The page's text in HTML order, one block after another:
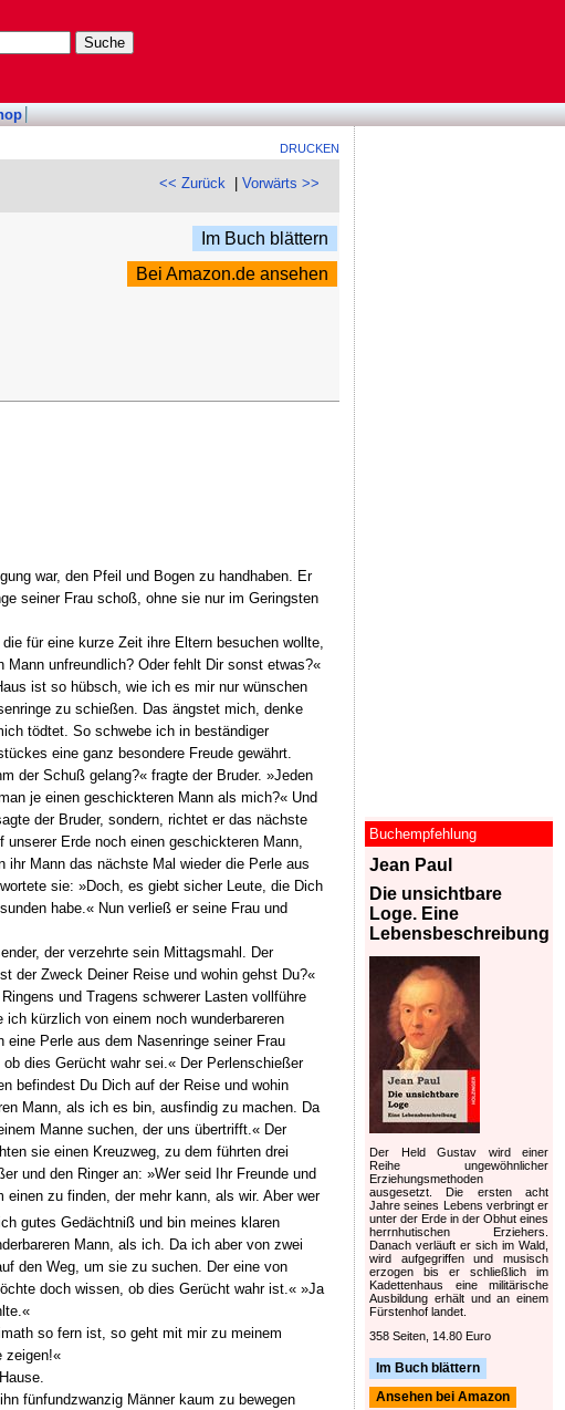
DRUCKEN
<< Zurück |Vorwärts >>
Im Buch blättern
Bei Amazon.de ansehen
war, den Pfeil und Bogen zu handhaben. Er
seiner Frau schoß, ohne sie nur im Geringsten
für eine kurze Zeit ihre Eltern besuchen wollte,
unfreundlich? Oder fehlt Dir sonst etwas?«
ist so hübsch, wie ich es mir nur wünschen
zu schießen. Das ängstet mich, denke
tödtet. So schwebe ich in beständiger
eine ganz besondere Freude gewährt.
der Schuß gelang?« fragte der Bruder. »Jeden
je einen geschickteren Mann als mich?« Und
der Bruder, sondern, richtet er das nächste
Erde noch einen geschickteren Mann,
Mann das nächste Mal wieder die Perle aus
sie: »Doch, es giebt sicher Leute, die Dich
habe.« Nun verließ er seine Frau und
der verzehrte sein Mittagsmahl. Der
der Zweck Deiner Reise und wohin gehst Du?«
und Tragens schwerer Lasten vollführe
kürzlich von einem noch wunderbareren
Perle aus dem Nasenringe seiner Frau
dies Gerücht wahr sei.« Der Perlenschießer
befindest Du Dich auf der Reise und wohin
Mann, als ich es bin, ausfindig zu machen. Da
Manne suchen, der uns übertrifft.« Der
sie einen Kreuzweg, zu dem führten drei
und den Ringer an: »Wer seid Ihr Freunde und
zu finden, der mehr kann, als wir. Aber wer
gutes Gedächtniß und bin meines klaren
Mann, als ich. Da ich aber von zwei
den Weg, um sie zu suchen. Der eine von
doch wissen, ob dies Gerücht wahr ist.« »Ja
so fern ist, so geht mit mir zu meinem
zeigen!«
fünfundzwanzig Männer kaum zu bewegen
Buchempfehlung
Jean Paul
Die unsichtbare
Loge. Eine
Lebensbeschreibung
Der Held Gustav wird einer
Reihe ungewöhnlicher
Erziehungsmethoden
ausgesetzt. Die ersten acht
Jahre seines Lebens verbringt er
unter der Erde in der Obhut eines
herrnhutischen Erziehers.
Danach verläuft er sich im Wald,
wird aufgegriffen und musisch
erzogen bis er schließlich im
Kadettenhaus eine militärische
Ausbildung erhält und an einem
Fürstenhof landet.
358 Seiten, 14.80 Euro
Im Buch blättern
Ansehen bei Amazon